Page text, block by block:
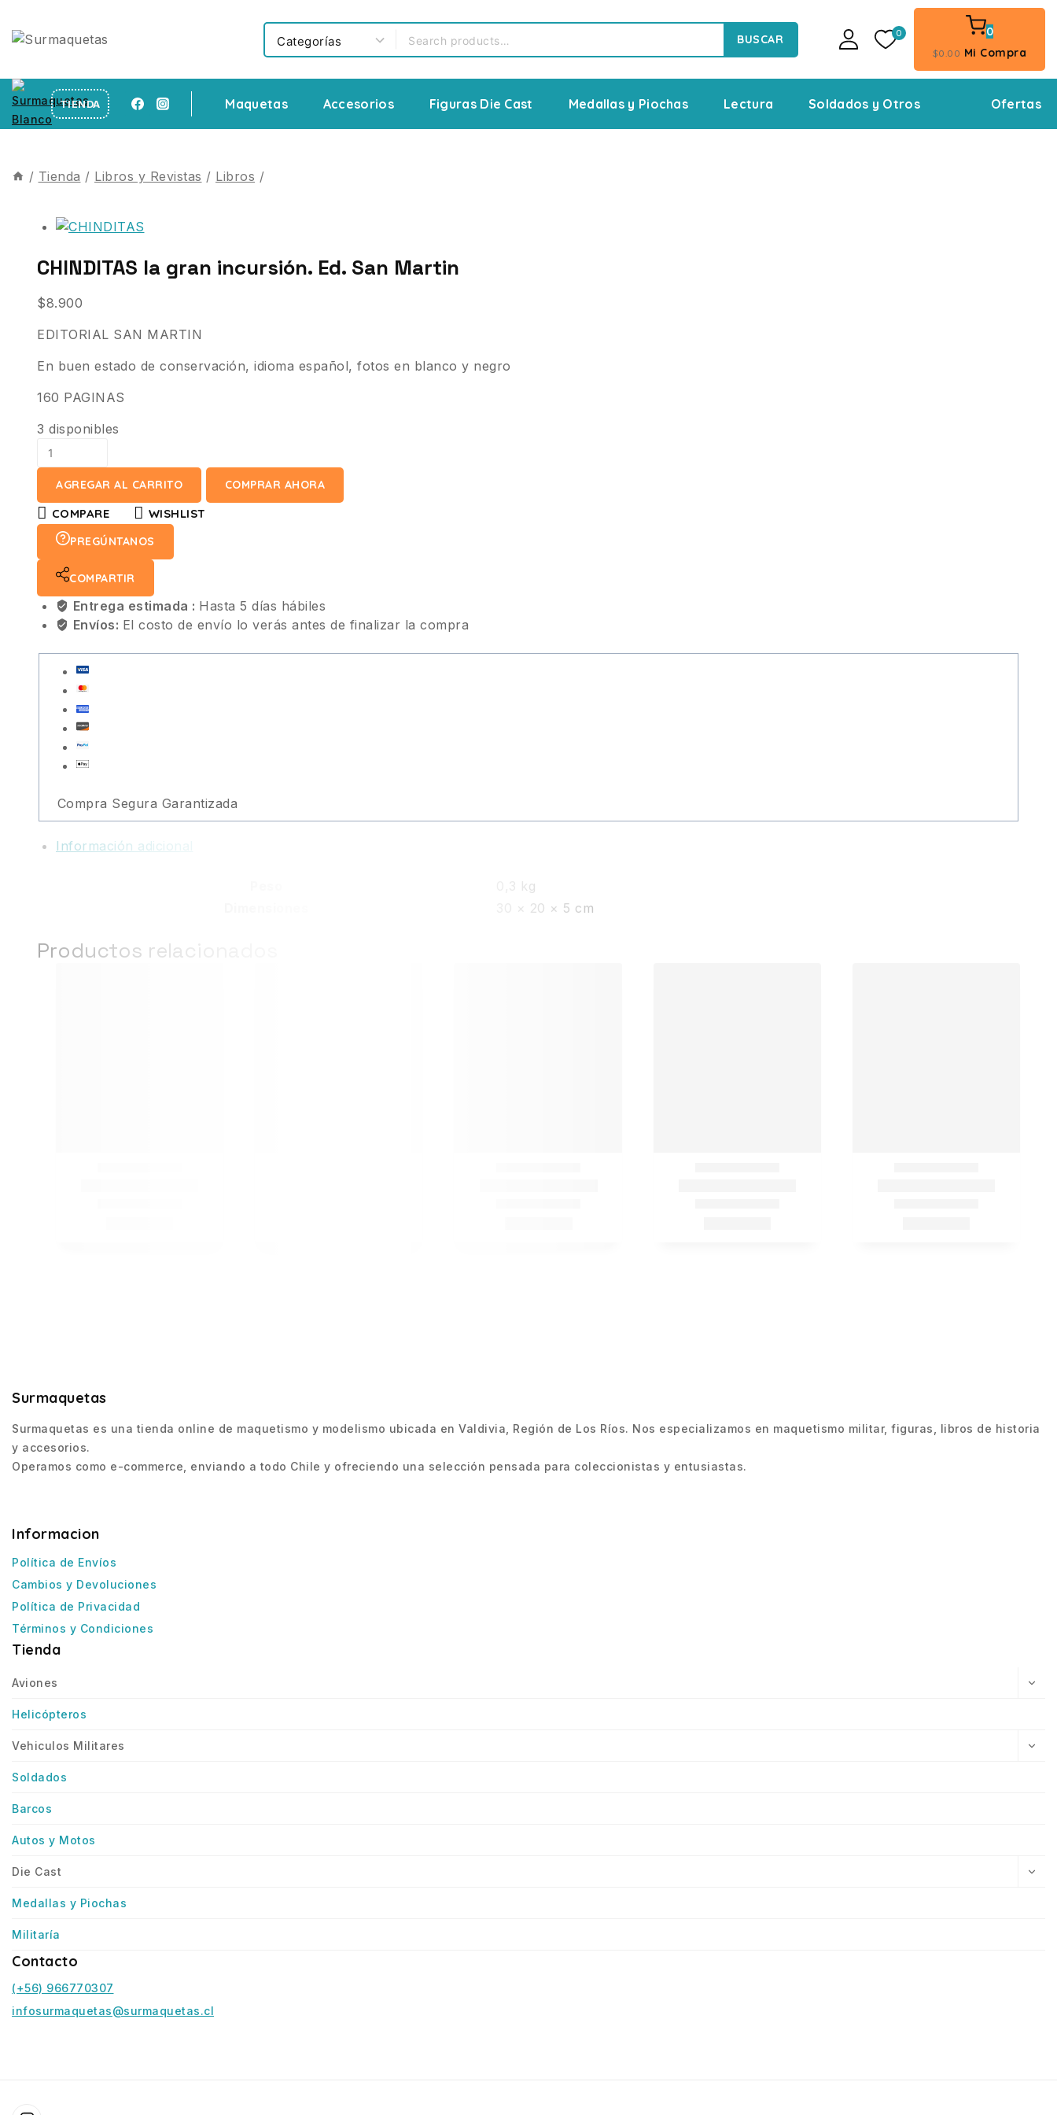
BUSCAR 0 0
$0.00 Mi Compra
TIENDA Maquetas Accesorios Figuras Die Cast Medallas y Piochas Lectura Soldados y Otros Ofertas
/ Tienda / Libros y Revistas / Libros /
CHINDITAS la gran incursión. Ed. San Martin
$8.900
EDITORIAL SAN MARTIN
En buen estado de conservación, idioma español, fotos en blanco y negro
160 PAGINAS
3 disponibles
AGREGAR AL CARRITO COMPRAR AHORA
COMPARE WISHLIST
PREGÚNTANOS
COMPARTIR
Entrega estimada : Hasta 5 días hábiles
Envíos: El costo de envío lo verás antes de finalizar la compra
Compra Segura Garantizada
Información adicional
0,3 kg
30 × 20 × 5 cm
Productos relacionados
Surmaquetas
Surmaquetas es una tienda online de maquetismo y modelismo ubicada en Valdivia, Región de Los Ríos. Nos especializamos en maquetismo militar, figuras, libros de historia
y accesorios.
Operamos como e-commerce, enviando a todo Chile y ofreciendo una selección pensada para coleccionistas y entusiastas.
Informacion
Política de Envíos
Cambios y Devoluciones
Política de Privacidad
Términos y Condiciones
Tienda
Aviones
Helicópteros
Vehiculos Militares
Soldados
Barcos
Autos y Motos
Die Cast
Medallas y Piochas
Militaría
Contacto
(+56) 966770307
infosurmaquetas@surmaquetas.cl